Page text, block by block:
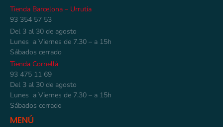
Tienda Barcelona – Urrutia
93 354 57 53
Del 3 al 30 de agosto
Lunes a Viernes de 7.30 – a 15h
Sábados cerrado
Tienda Cornellà
93 475 11 69
Del 3 al 30 de agosto
Lunes a Viernes de 7.30 – a 15h
Sábados cerrado
MENÚ